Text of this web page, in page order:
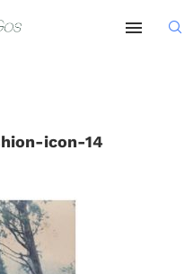
icon-14